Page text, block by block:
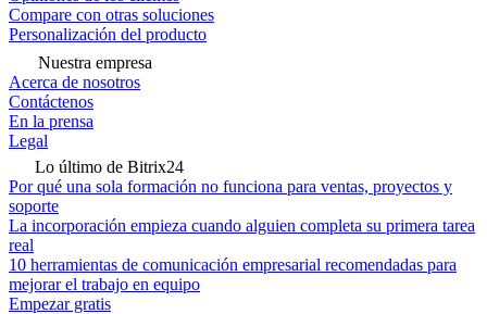
Compare con otras soluciones
Personalización del producto
Nuestra empresa
Acerca de nosotros
Contáctenos
En la prensa
Legal
Lo último de Bitrix24
Por qué una sola formación no funciona para ventas, proyectos y
soporte
La incorporación empieza cuando alguien completa su primera tarea
real
10 herramientas de comunicación empresarial recomendadas para
mejorar el trabajo en equipo
Empezar gratis